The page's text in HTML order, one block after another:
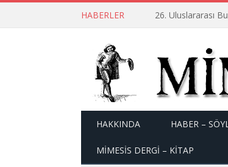
HABERLER 26. Uluslararası
HAKKINDA HABER –
MİMESİS DERGİ – KİTAP